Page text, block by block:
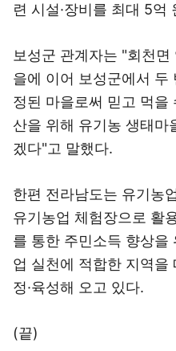
련 시설·장비를 최대 5억
보성군 관계자는 "회천
을에 이어 보성군에서 두
정된 마을로써 믿고 먹을
산을 위해 유기농 생태마
겠다"고 말했다.
한편 전라남도는 유기농
유기농업 체험장으로 활
를 통한 주민소득 향상을
업 실천에 적합한 지역을
정·육성해 오고 있다.
(끝)